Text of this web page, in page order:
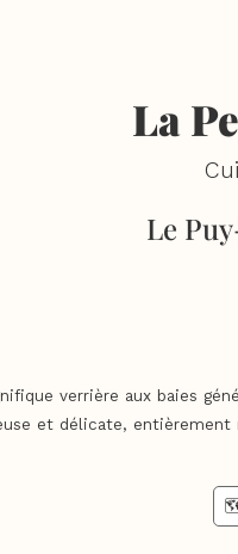
La
Le
verrière aux baies
et délicate,